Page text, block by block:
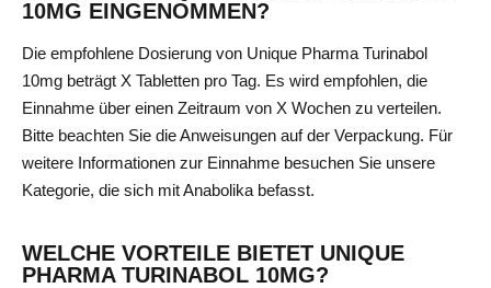
10MG EINGENOMMEN?
Die empfohlene Dosierung von Unique Pharma Turinabol
10mg beträgt X Tabletten pro Tag. Es wird empfohlen, die
Einnahme über einen Zeitraum von X Wochen zu verteilen.
Bitte beachten Sie die Anweisungen auf der Verpackung. Für
weitere Informationen zur Einnahme besuchen Sie unsere
Kategorie, die sich mit Anabolika befasst.
WELCHE VORTEILE BIETET UNIQUE
PHARMA TURINABOL 10MG?